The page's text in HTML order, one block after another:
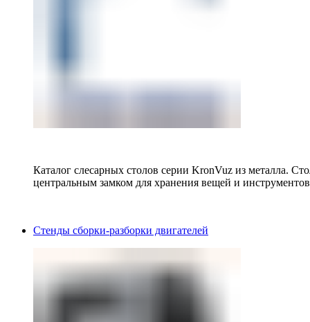
Каталог слесарных столов серии KronVuz из металла.
центральным замком для хранения вещей и
Стенды сборки-разборки двигателей